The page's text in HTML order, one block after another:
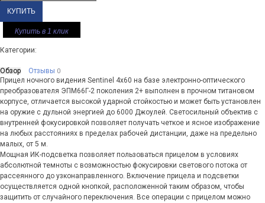
Купить в 1 клик
Категории:
Обзор Отзывы 0
Прицел ночного видения Sentinel 4х60 на базе электронно-оптического
преобразователя ЭПМ66Г-2 поколения 2+ выполнен в прочном титановом
корпусе, отличается высокой ударной стойкостью и может быть установлен
на оружие с дульной энергией до 6000 Джоулей. Светосильный объектив с
внутренней фокусировкой позволяет получать четкое и ясное изображение
на любых расстояниях в пределах рабочей дистанции, даже на предельно
малых, от 5 м.
Мощная ИК-подсветка позволяет пользоваться прицелом в условиях
абсолютной темноты с возможностью фокусировки светового потока от
рассеянного до узконаправленного. Включение прицела и подсветки
осуществляется одной кнопкой, расположенной таким образом, чтобы
защитить от случайного переключения. Все операции с прицелом можно